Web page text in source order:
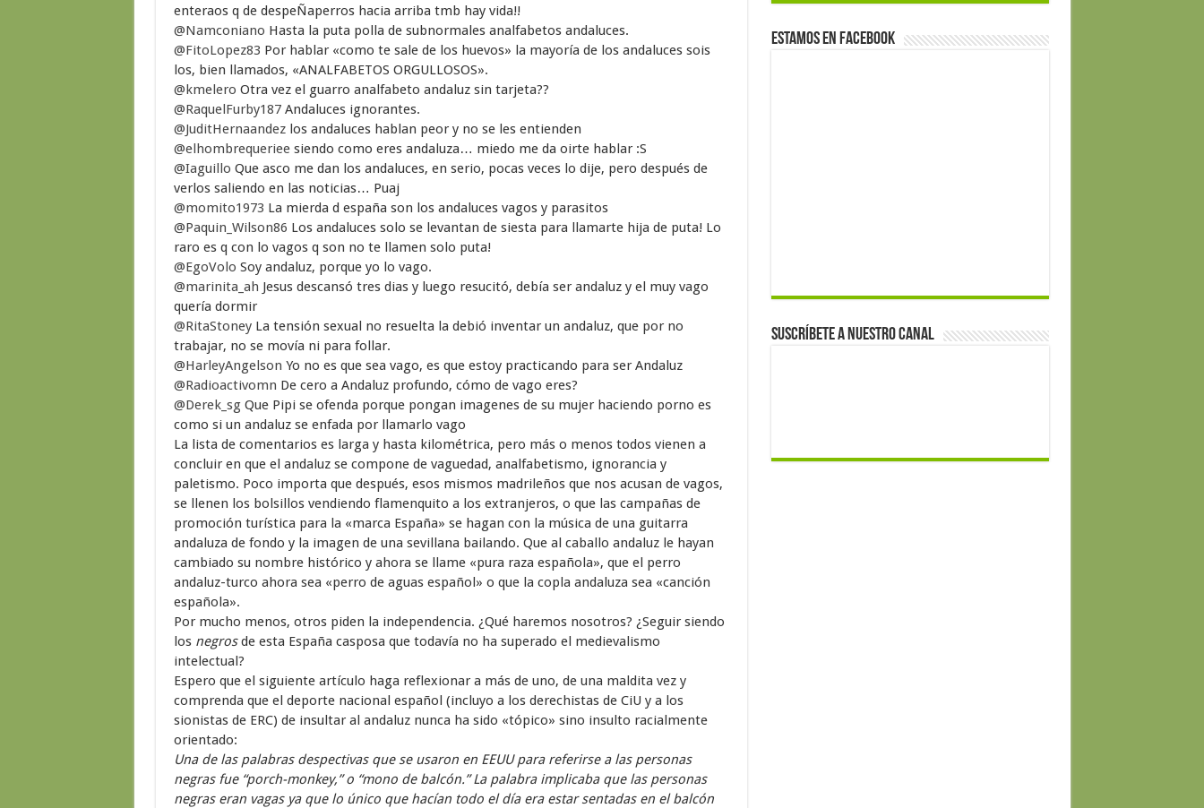
enteraos q de despeÑaperros hacia arriba tmb hay vida!!
@Namconiano Hasta la puta polla de subnormales analfabetos andaluces.
@FitoLopez83 Por hablar «como te sale de los huevos» la mayoría de los andaluces sois
los, bien llamados, «ANALFABETOS ORGULLOSOS».
@kmelero Otra vez el guarro analfabeto andaluz sin tarjeta??
@RaquelFurby187Andaluces ignorantes.
@JuditHernaandezlos andaluces hablan peor y no se les entienden
@elhombrequerieesiendo como eres andaluza… miedo me da oirte hablar :S
@Iaguillo Que asco me dan los andaluces, en serio, pocas veces lo dije, pero después de
verlos saliendo en las noticias… Puaj
@momito1973 La mierda d españa son los andaluces vagos y parasitos
@Paquin_Wilson86 Los andaluces solo se levantan de siesta para llamarte hija de puta! Lo
raro es q con lo vagos q son no te llamen solo puta!
@EgoVolo Soy andaluz, porque yo lo vago.
@marinita_ah Jesus descansó tres dias y luego resucitó, debía ser andaluz y el muy vago
quería dormir
@RitaStoneyLa tensión sexual no resuelta la debió inventar un andaluz, que por no
trabajar, no se movía ni para follar.
@HarleyAngelson Yo no es que sea vago, es que estoy practicando para ser Andaluz
@Radioactivomn De cero a Andaluz profundo, cómo de vago eres?
@Derek_sgQue Pipi se ofenda porque pongan imagenes de su mujer haciendo porno es
como si un andaluz se enfada por llamarlo vago
La lista de comentarios es larga y hasta kilométrica, pero más o menos todos vienen a
concluir en que el andaluz se compone de vaguedad, analfabetismo, ignorancia y
paletismo. Poco importa que después, esos mismos madrileños que nos acusan de vagos,
se llenen los bolsillos vendiendo flamenquito a los extranjeros, o que las campañas de
promoción turística para la «marca España» se hagan con la música de una guitarra
andaluza de fondo y la imagen de una sevillana bailando. Que al caballo andaluz le hayan
cambiado su nombre histórico y ahora se llame «pura raza española», que el perro
andaluz-turco ahora sea «perro de aguas español» o que la copla andaluza sea «canción
española».
Por mucho menos, otros piden la independencia. ¿Qué haremos nosotros? ¿Seguir siendo
los negrosde esta España casposa que todavía no ha superado el medievalismo
intelectual?
Espero que el siguiente artículo haga reflexionar a más de uno, de una maldita vez y
comprenda que el deporte nacional español (incluyo a los derechistas de CiU y a los
sionistas de ERC) de insultar al andaluz nunca ha sido «tópico» sino insulto racialmente
orientado:
Una de las palabras despectivas que se usaron en EEUU para referirse a las personas
negras fue “porch-monkey,” o “mono de balcón.” La palabra implicaba que las personas
negras eran vagas ya que lo único que hacían todo el día era estar sentadas en el balcón
Estamos en Facebook
Suscríbete a nuestro canal